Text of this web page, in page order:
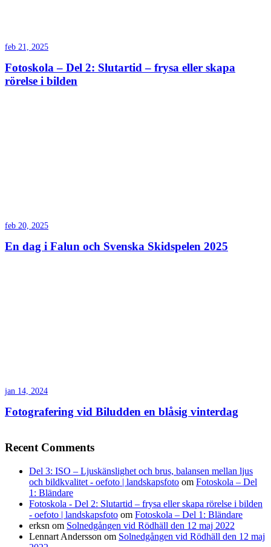
feb 21, 2025
Fotoskola – Del 2: Slutartid – frysa eller skapa
rörelse i bilden
feb 20, 2025
En dag i Falun och Svenska Skidspelen 2025
jan 14, 2024
Fotografering vid Biludden en blåsig vinterdag
Recent Comments
Del 3: ISO – Ljuskänslighet och brus, balansen mellan ljus
och bildkvalitet - oefoto | landskapsfoto om Fotoskola – Del
1: Bländare
Fotoskola - Del 2: Slutartid – frysa eller skapa rörelse i bilden
- oefoto | landskapsfoto om Fotoskola – Del 1: Bländare
erksn om Solnedgången vid Rödhäll den 12 maj 2022
Lennart Andersson om Solnedgången vid Rödhäll den 12 maj